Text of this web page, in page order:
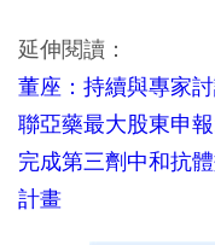
延伸閱讀：
董座：持續與專家
聯亞藥最大股東申
完成第三劑中和抗
計畫